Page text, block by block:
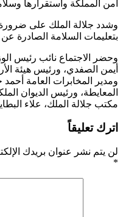
أمن المملكة واستقرارها
وشدد جلالة الملك على
بتعليمات السلامة الصادرة
وحضر الاجتماع نائب رئيس
أيمن الصفدي، ورئيس هيئة
ومدير المخابرات العامة
المعايطة، ورئيس الديوان
مكتب جلالة الملك، علاء
اترك تعليقاً
لن يتم نشر عنوان بريدك
*